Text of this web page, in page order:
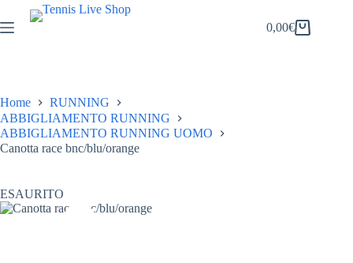
al
contenuto
Carrello
0,00€
Home
RUNNING
ABBIGLIAMENTO RUNNING
ABBIGLIAMENTO RUNNING UOMO
Canotta race bnc/blu/orange
ESAURITO